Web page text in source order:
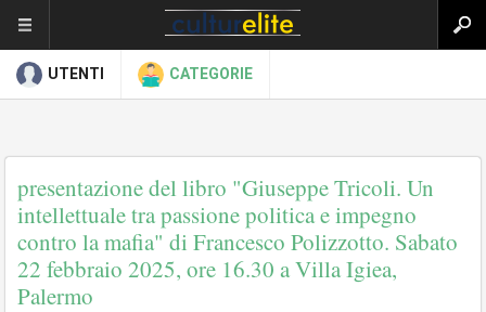
UTENTI CATEGORIE
presentazione del libro "Giuseppe Tricoli. Un
intellettuale tra passione politica e impegno
contro la mafia" di Francesco Polizzotto. Sabato
22 febbraio 2025, ore 16.30 a Villa Igiea,
Palermo